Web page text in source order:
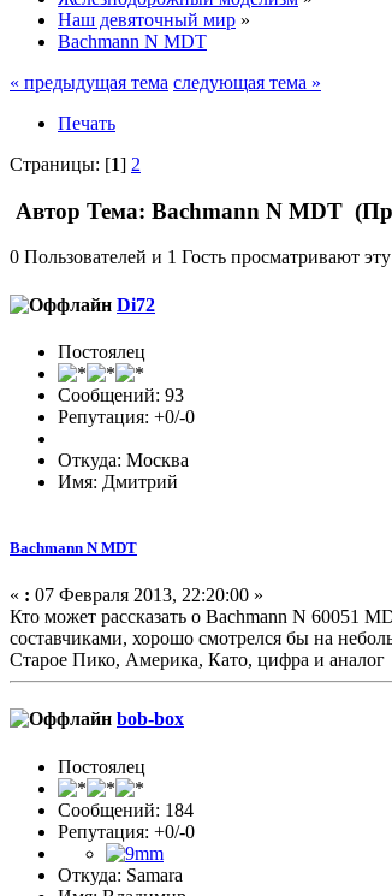
Наш девяточный мир »
Bachmann N MDT
« предыдущая тема следующая тема »
Печать
Страницы: [1] 2
Автор Тема: Bachmann N MDT
0 Пользователей и 1 Гость просматривают
Di72
Постоялец
Сообщений: 93
Репутация: +0/-0
Откуда: Москва
Имя: Дмитрий
Bachmann N MDT
« : 07 Февраля 2013, 22:20:00 »
Кто может рассказать о Bachmann N 60051
составчиками, хорошо смотрелся бы на
Старое Пико, Америка, Като, цифра и аналог
bob-box
Постоялец
Сообщений: 184
Репутация: +0/-0
Откуда: Samara